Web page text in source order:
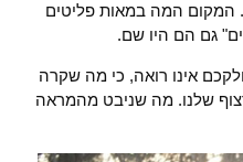
המקום המה במאות פליטים
גם הם היו שם.
אינו רואה, כי מה שקרה
שלנו. מה שניבט מהמראה